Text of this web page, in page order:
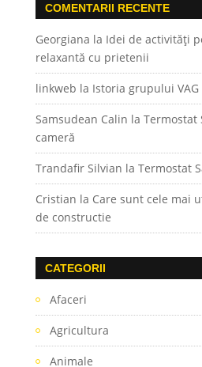
COMENTARII RECENTE
Georgiana la Idei de activități
relaxantă cu prietenii
linkweb la Istoria grupului
Samsudean Calin la Termostat
cameră
Trandafir Silvian la Termostat
Cristian la Care sunt cele mai
de constructie
CATEGORII
Afaceri
Agricultura
Animale